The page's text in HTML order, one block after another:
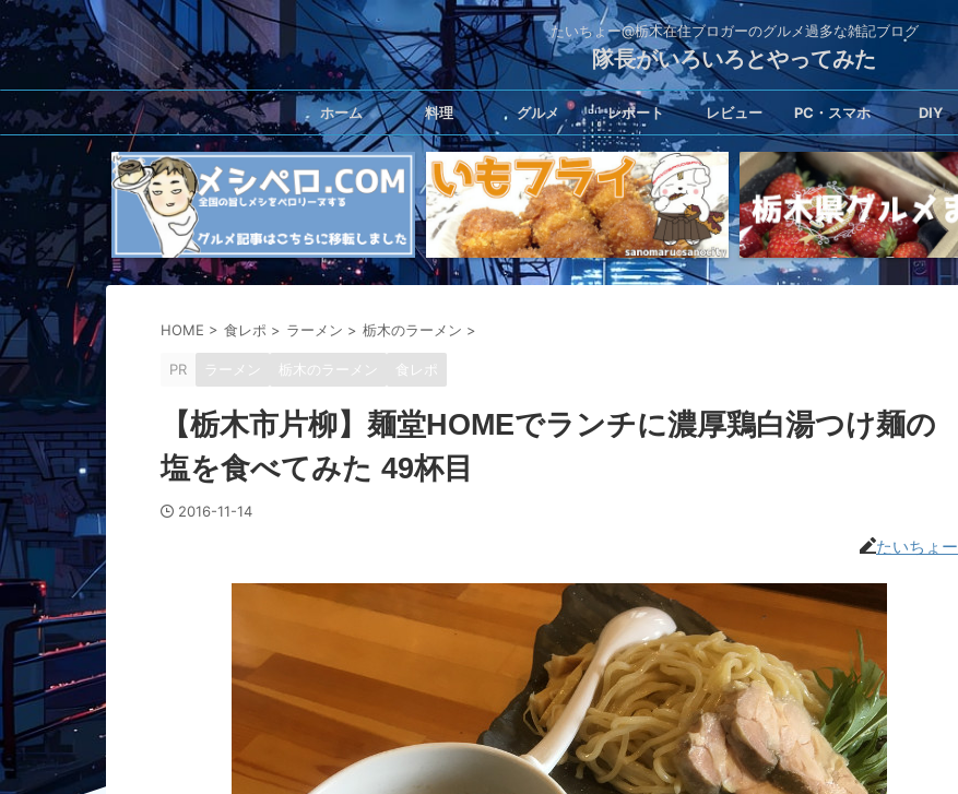
たいちょー@栃木在住ブロガーのグルメ過多な雑記ブログ
隊長がいろいろとやってみた
ホーム 料理 グルメ レポート レビュー PC・スマホ DIY
HOME > 食レポ > ラーメン > 栃木のラーメン >
PR ラーメン 栃木のラーメン 食レポ
【栃木市片柳】麺堂HOMEでランチに濃厚鶏白湯つけ麺の
塩を食べてみた 49杯目
2016-11-14
たいちょー